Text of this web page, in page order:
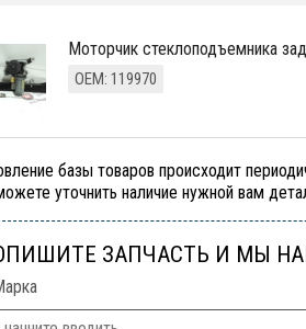
моторчик стеклоподъемника
ОЕМ: 119970
базы товаров происходит
уточнить наличие нужной вам
ЗАПЧАСТЬ И МЫ